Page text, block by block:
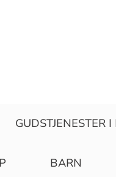
GUDSTJENESTER I
BARN